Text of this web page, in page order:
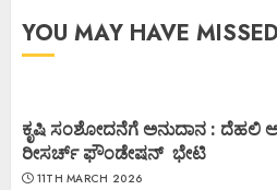
YOU MAY HAVE MISSED
ಕೃಷಿ ಸಂಶೋದನೆಗೆ ಅನುದಾನ : ದೆಹಲಿ
ರೀಸರ್ಚ್ ಫೌಂಡೇಷನ್ ಭೇಟಿ
11TH MARCH 2026